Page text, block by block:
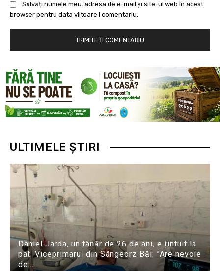
Salvați numele meu, adresa de e-mail și site-ul web în acest
browser pentru data viitoare i comentariu.
ULTIMELE ȘTIRI
Daniel Jarda, un tânăr de 26 de ani, e țintuit la
pat. Viceprimarul din Sângeorz Băi: ”Are nevoie
de...